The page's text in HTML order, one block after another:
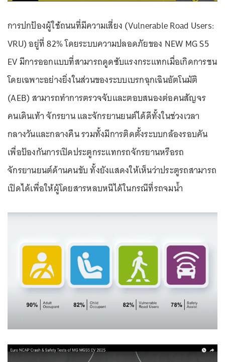
การปกป้องผู้ใช้ถนนที่มีความเสี่ยง (Vulnerable Road Users:
VRU) อยู่ที่ 82% โดยระบบความปลอดภัยของ NEW MG S5
EV มีการออกแบบที่สามารถดูดซับแรงกระแทกเมื่อเกิดการชน
โดยเฉพาะอย่างยิ่งในส่วนของระบบเบรกฉุกเฉินอัตโนมัติ
(AEB) สามารถทำการตรวจจับและตอบสนองต่อคนสัญจร
คนเดินเท้า จักรยาน และจักรยานยนต์ได้ดีทั้งในช่วงเวลา
กลางวันและกลางคืน รวมทั้งมีการติดตั้งระบบกล้องรอบคัน
เพื่อป้องกันการเปิดประตูกระแทกรถจักรยานหรือรถ
จักรยานยนต์ด้านคนขับ ทั้งยังแสดงให้เห็นว่าประตูรถสามารถ
เปิดได้เพื่อให้ผู้โดยสารหลบหนีได้ในกรณีที่รถจมน้ำ